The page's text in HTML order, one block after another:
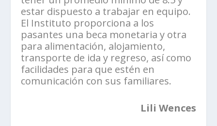
estar dispuesto a trabajar en equipo.
El Instituto proporciona a los
pasantes una beca monetaria y otra
para alimentación, alojamiento,
transporte de ida y regreso, así como
facilidades para que estén en
comunicación con sus familiares.
Lili Wences